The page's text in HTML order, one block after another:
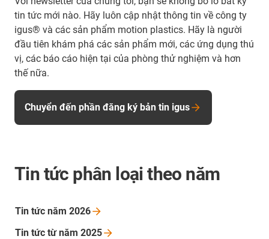
tin tức mới nào. Hãy luôn cập nhật thông tin về công ty
igus® và các sản phẩm motion plastics. Hãy là người
đầu tiên khám phá các sản phẩm mới, các ứng dụng thú
vị, các báo cáo hiện tại của phòng thử nghiệm và hơn
thế nữa.
Chuyển đến phần đăng ký bản tin igus
Tin tức phân loại theo năm
Tin tức năm 2026
Tin tức từ năm 2025